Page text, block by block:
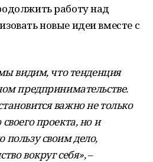
работу над
новые идеи вместе с
видим, что тенденция
предпринимательстве.
важно не только
проекта, но и
пользу своим дело,
вокруг себя»,–